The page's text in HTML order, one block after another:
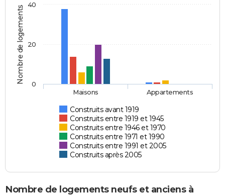
Nombre de logements
Construits avant 1919
Construits entre 1919 et 1945
Construits entre 1946 et 1970
Construits entre 1971 et 1990
Construits entre 1991 et 2005
Construits après 2005
Maisons Appartements
0
20
40
Nombre de logements neufs et anciens à